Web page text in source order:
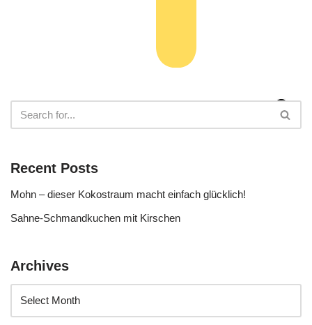
Recent Posts
Mohn – dieser Kokostraum macht einfach glücklich!
Sahne-Schmandkuchen mit Kirschen
Archives